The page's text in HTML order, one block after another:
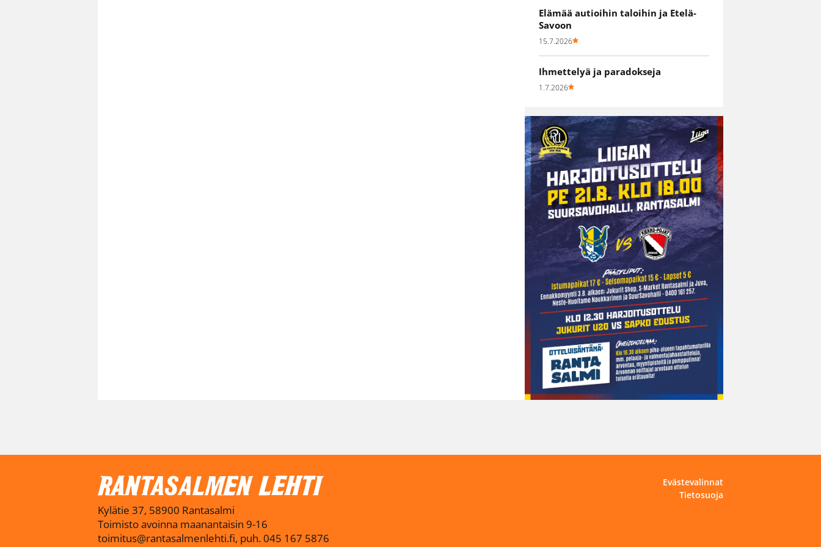
Elämää autioihin taloihin ja Etelä-
Savoon
15.7.2026
Ihmettelyä ja paradokseja
1.7.2026
Kylätie 37, 58900 Rantasalmi
Toimisto avoinna maanantaisin 9-16
toimitus@rantasalmenlehti.fi, puh. 045 167 5876
Evästevalinnat
Tietosuoja